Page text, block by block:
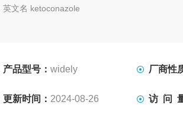
英文名 ketoconazole
分子式 C26H28Cl2N4O4 分子量 531.43
出口标准 CP2010/USP31
产品型号：widely 厂商性
更新时间： 2024-08-26 访 问